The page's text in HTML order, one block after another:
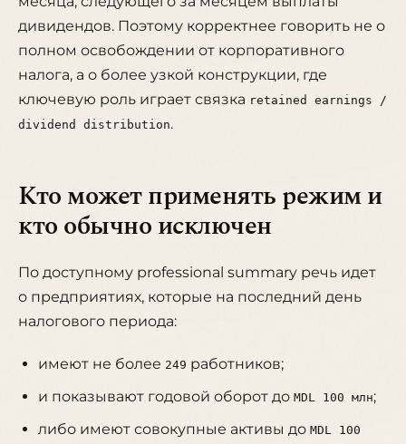
дивидендов. Поэтому корректнее говорить не о
полном освобождении от корпоративного
налога, а о более узкой конструкции, где
ключевую роль играет связка retained earnings /
dividend distribution.
Кто может применять режим и
кто обычно исключен
По доступному professional summary речь идет
о предприятиях, которые на последний день
налогового периода:
имеют не более 249 работников;
и показывают годовой оборот до MDL 100 млн;
либо имеют совокупные активы до MDL 100